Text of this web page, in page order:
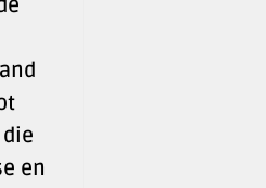
en